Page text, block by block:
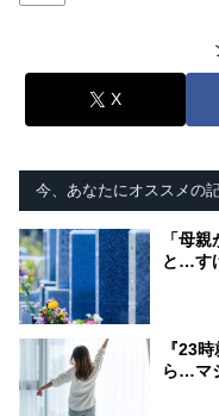
X
今、あなたにオススメの
「母
と…す
『23
ら…マ